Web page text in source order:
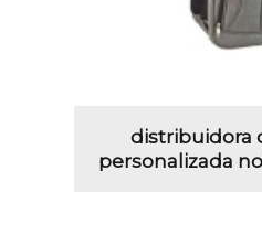
distribuidora
personalizada